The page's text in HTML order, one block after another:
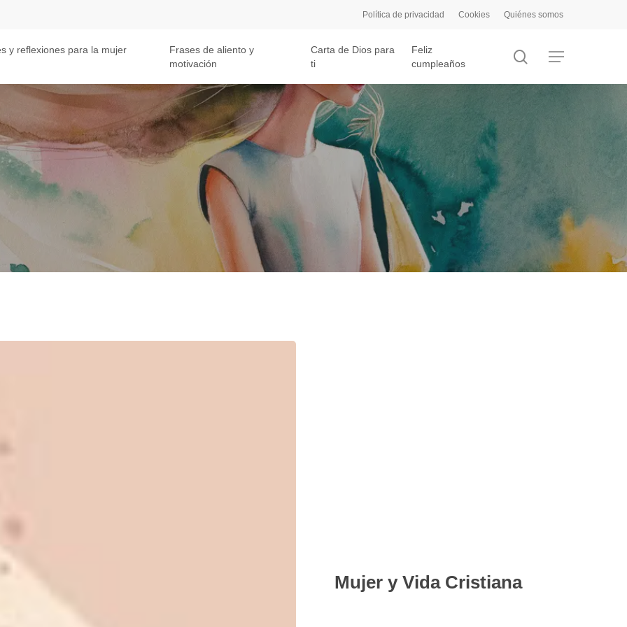
Política de privacidad Cookies Quiénes somos
y reflexiones para la mujer
Frases de aliento y
motivación
Carta de Dios para
ti
Feliz
cumpleaños
search
Menu
Mujer y Vida Cristiana